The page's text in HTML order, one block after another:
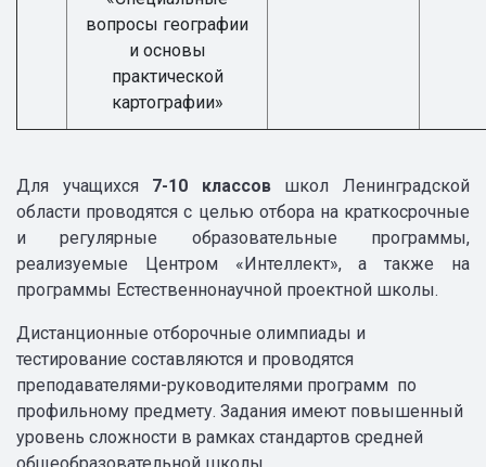
вопросы географии
и основы
практической
картографии»
Для учащихся 7-10 классовшкол Ленинградской
области проводятся с целью отбора на краткосрочные
и регулярные образовательные программы,
реализуемые Центром «Интеллект», а также на
программы Естественнонаучной проектной школы.
Дистанционные отборочные олимпиады и
тестирование составляются и проводятся
преподавателями-руководителями программ по
профильному предмету. Задания имеют повышенный
уровень сложности в рамках стандартов средней